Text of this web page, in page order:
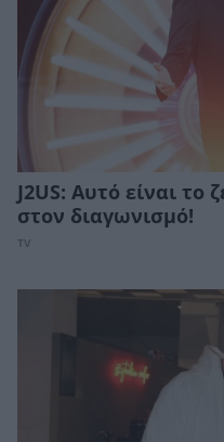
J2US: Αυτό είναι το
στον διαγωνισμό!
TV